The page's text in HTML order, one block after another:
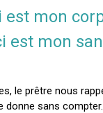
est mon
est mon
le prêtre nous
donne sans compter.